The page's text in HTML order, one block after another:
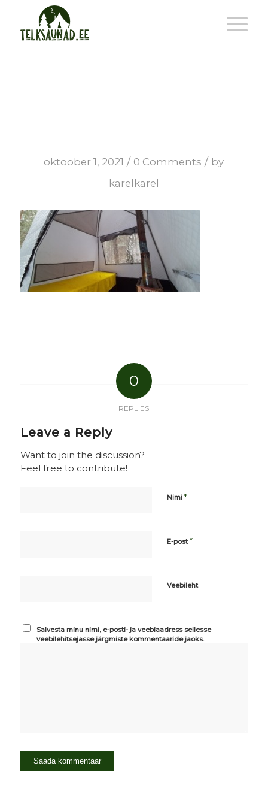
oktoober 1, 2021 / 0 Comments / by
karelkarel
0
REPLIES
Leave a Reply
Want to join the discussion?
Feel free to contribute!
Nimi *
E-post*
Veebileht
Salvesta minu nimi, e-posti- ja veebiaadress sellesse
veebilehitsejasse järgmiste kommentaaride jaoks.